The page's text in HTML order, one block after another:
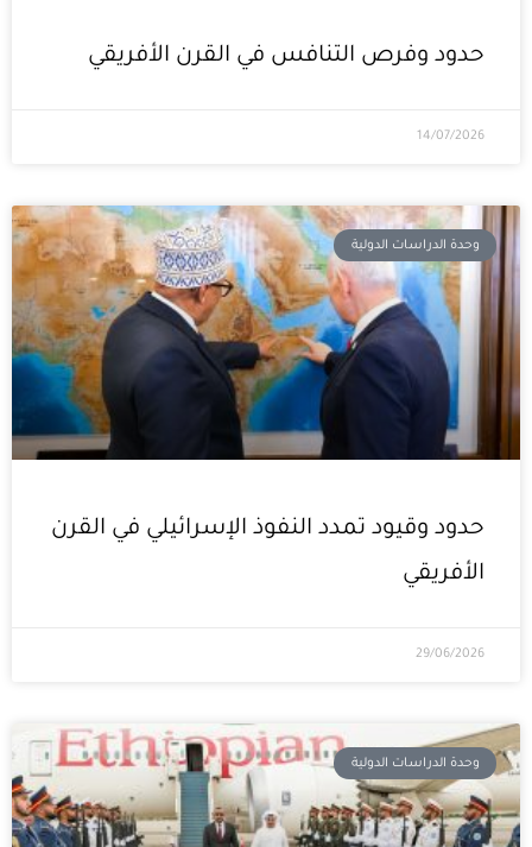
حدود وفرص التنافس في القرن الأفريقي
14/07/2026
وحدة الدراسات الدولية
حدود وقيود تمدد النفوذ الإسرائيلي في القرن
الأفريقي
29/06/2026
وحدة الدراسات الدولية